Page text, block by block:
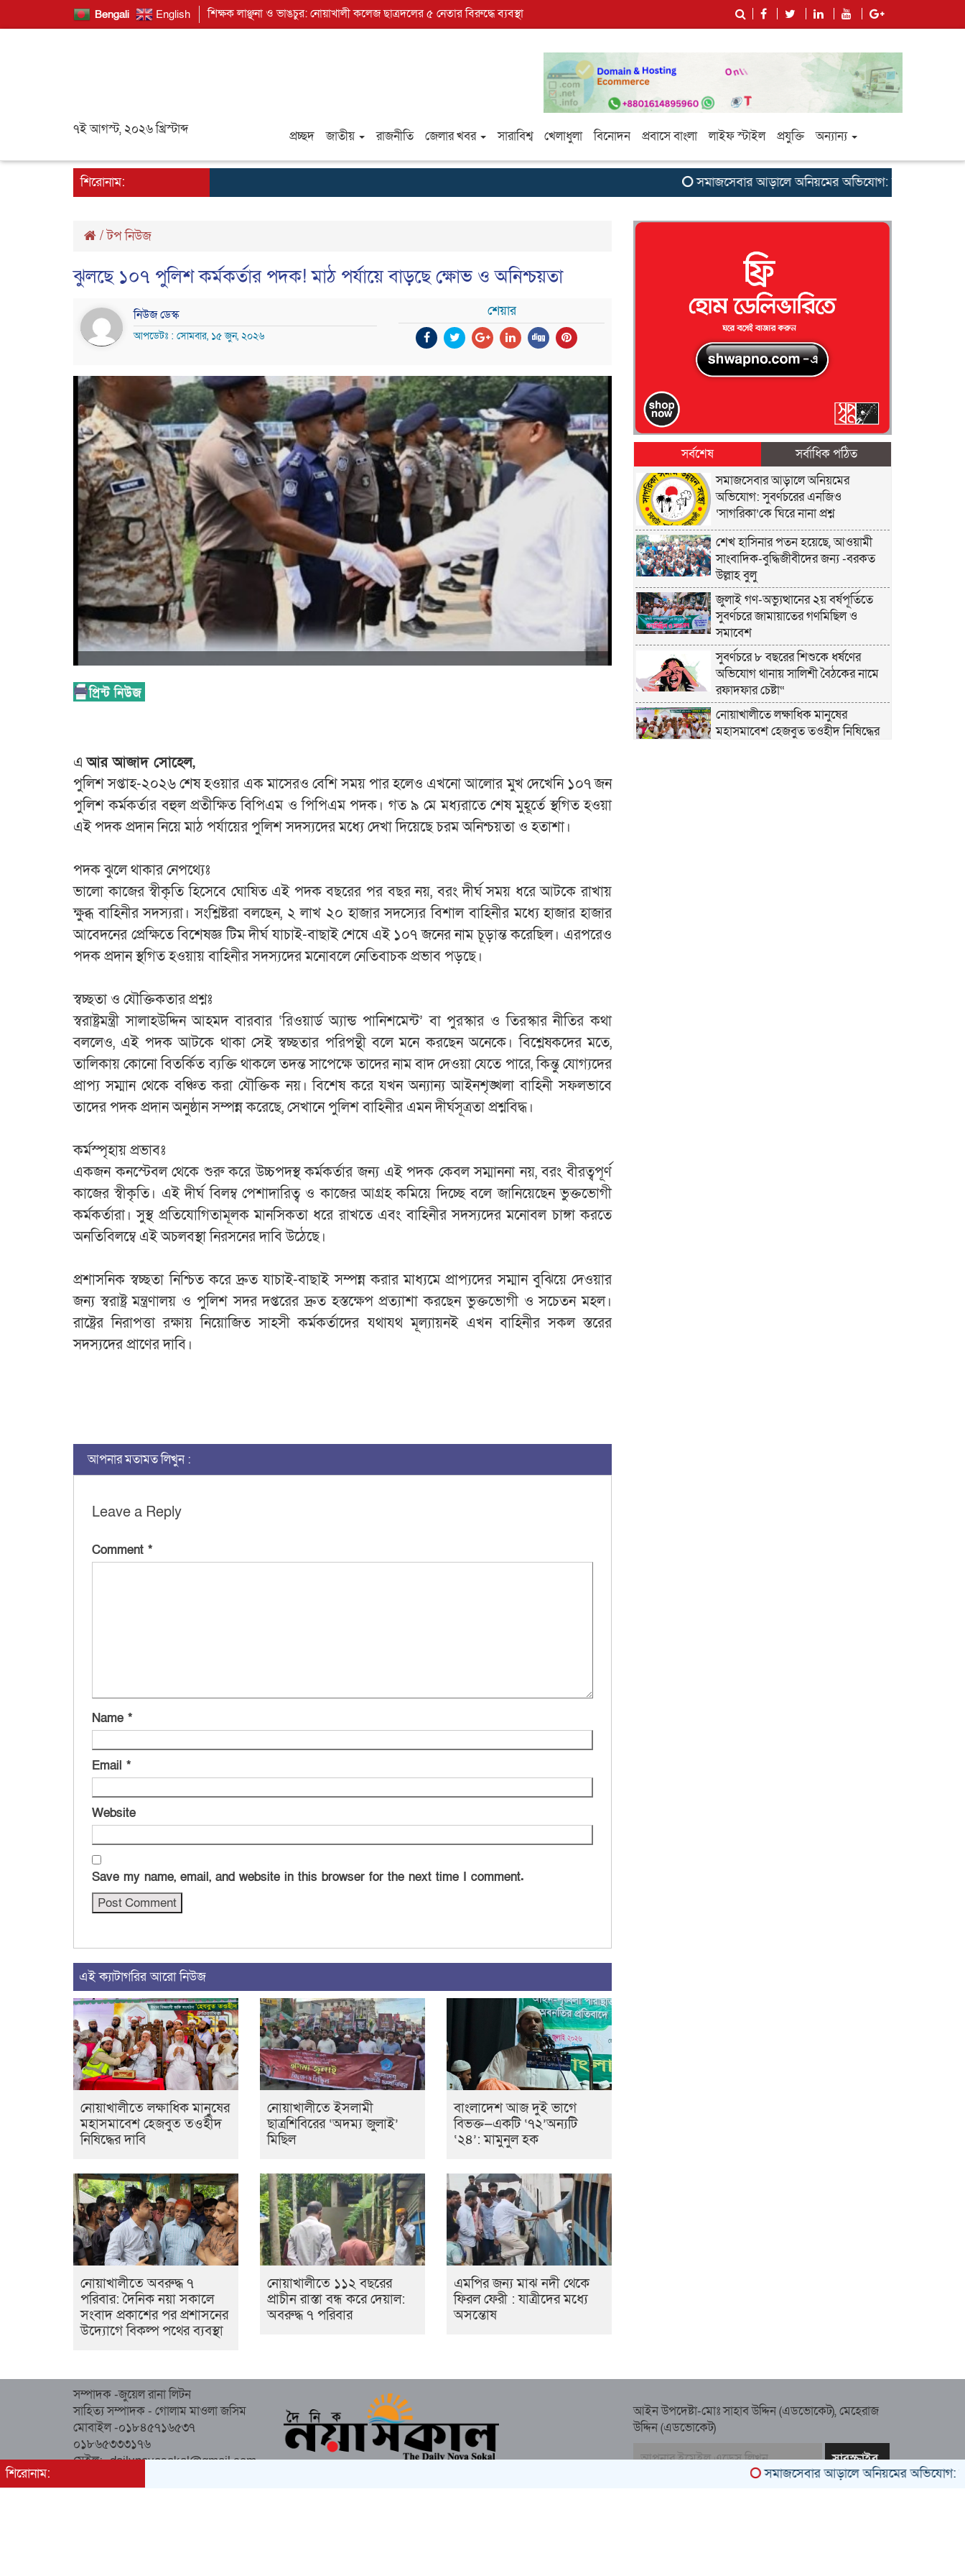
Bengali English শিক্ষক লাঞ্ছনা ও ভাঙচুর: নোয়াখালী কলেজ ছাত্রদলের ৫ নেতার বিরুদ্ধে ব্যবস্থা
৭ই আগস্ট, ২০২৬ খ্রিস্টাব্দ প্রচ্ছদ জাতীয় রাজনীতি জেলার খবর সারাবিশ্ব খেলাধুলা বিনোদন প্রবাসে বাংলা লাইফ স্টাইল প্রযুক্তি অন্যান্য
শিরোনাম: সমাজসেবার আড়ালে অনিয়মের অভিযোগ: সুবর্ণচরের এনজিও
/টপ নিউজ
ঝুলছে ১০৭ পুলিশ কর্মকর্তার পদক! মাঠ পর্যায়ে বাড়ছে ক্ষোভ ও অনিশ্চয়তা
নিউজ ডেস্ক
আপডেটঃ : সোমবার, ১৫ জুন, ২০২৬
শেয়ার
‎​এআর আজাদ সোহেল,
‎​পুলিশ সপ্তাহ-২০২৬ শেষ হওয়ার এক মাসেরও বেশি সময় পার হলেও এখনো আলোর মুখ দেখেনি ১০৭ জন
পুলিশ কর্মকর্তার বহুল প্রতীক্ষিত বিপিএম ও পিপিএম পদক। গত ৯ মে মধ্যরাতে শেষ মুহূর্তে স্থগিত হওয়া
এই পদক প্রদান নিয়ে মাঠ পর্যায়ের পুলিশ সদস্যদের মধ্যে দেখা দিয়েছে চরম অনিশ্চয়তা ও হতাশা।
‎​পদক ঝুলে থাকার নেপথ্যেঃ
‎ভালো কাজের স্বীকৃতি হিসেবে ঘোষিত এই পদক বছরের পর বছর নয়, বরং দীর্ঘ সময় ধরে আটকে রাখায়
ক্ষুব্ধ বাহিনীর সদস্যরা। সংশ্লিষ্টরা বলছেন, ২ লাখ ২০ হাজার সদস্যের বিশাল বাহিনীর মধ্যে হাজার হাজার
আবেদনের প্রেক্ষিতে বিশেষজ্ঞ টিম দীর্ঘ যাচাই-বাছাই শেষে এই ১০৭ জনের নাম চূড়ান্ত করেছিল। এরপরেও
পদক প্রদান স্থগিত হওয়ায় বাহিনীর সদস্যদের মনোবলে নেতিবাচক প্রভাব পড়ছে।
‎​স্বচ্ছতা ও যৌক্তিকতার প্রশ্নঃ
‎স্বরাষ্ট্রমন্ত্রী সালাহউদ্দিন আহমদ বারবার ‘রিওয়ার্ড অ্যান্ড পানিশমেন্ট’ বা পুরস্কার ও তিরস্কার নীতির কথা
বললেও, এই পদক আটকে থাকা সেই স্বচ্ছতার পরিপন্থী বলে মনে করছেন অনেকে। বিশ্লেষকদের মতে,
তালিকায় কোনো বিতর্কিত ব্যক্তি থাকলে তদন্ত সাপেক্ষে তাদের নাম বাদ দেওয়া যেতে পারে, কিন্তু যোগ্যদের
প্রাপ্য সম্মান থেকে বঞ্চিত করা যৌক্তিক নয়। বিশেষ করে যখন অন্যান্য আইনশৃঙ্খলা বাহিনী সফলভাবে
তাদের পদক প্রদান অনুষ্ঠান সম্পন্ন করেছে, সেখানে পুলিশ বাহিনীর এমন দীর্ঘসূত্রতা প্রশ্নবিদ্ধ।
‎​কর্মস্পৃহায় প্রভাবঃ
‎একজন কনস্টেবল থেকে শুরু করে উচ্চপদস্থ কর্মকর্তার জন্য এই পদক কেবল সম্মাননা নয়, বরং বীরত্বপূর্ণ
কাজের স্বীকৃতি। এই দীর্ঘ বিলম্ব পেশাদারিত্ব ও কাজের আগ্রহ কমিয়ে দিচ্ছে বলে জানিয়েছেন ভুক্তভোগী
কর্মকর্তারা। সুস্থ প্রতিযোগিতামূলক মানসিকতা ধরে রাখতে এবং বাহিনীর সদস্যদের মনোবল চাঙ্গা করতে
অনতিবিলম্বে এই অচলবস্থা নিরসনের দাবি উঠেছে।
‎প্রশাসনিক স্বচ্ছতা নিশ্চিত করে দ্রুত যাচাই-বাছাই সম্পন্ন করার মাধ্যমে প্রাপ্যদের সম্মান বুঝিয়ে দেওয়ার
জন্য স্বরাষ্ট্র মন্ত্রণালয় ও পুলিশ সদর দপ্তরের দ্রুত হস্তক্ষেপ প্রত্যাশা করছেন ভুক্তভোগী ও সচেতন মহল।
রাষ্ট্রের নিরাপত্তা রক্ষায় নিয়োজিত সাহসী কর্মকর্তাদের যথাযথ মূল্যায়নই এখন বাহিনীর সকল স্তরের
সদস্যদের প্রাণের দাবি।
আপনার মতামত লিখুন :
Leave a Reply
Comment *
Name *
Email *
Website
Save my name, email, and website in this browser for the next time I comment.
এই ক্যাটাগরির আরো নিউজ
নোয়াখালীতে লক্ষাধিক মানুষের
মহাসমাবেশ হেজবুত তওহীদ
নিষিদ্ধের দাবি
নোয়াখালীতে ইসলামী
ছাত্রশিবিরের ‘অদম্য জুলাই’
মিছিল
বাংলাদেশ আজ দুই ভাগে
বিভক্ত—একটি ‘৭২’অন্যটি
‘২৪’: মামুনুল হক
নোয়াখালীতে অবরুদ্ধ ৭
পরিবার: দৈনিক নয়া সকালে
সংবাদ প্রকাশের পর প্রশাসনের
উদ্যোগে বিকল্প পথের ব্যবস্থা
নোয়াখালীতে ১১২ বছরের
প্রাচীন রাস্তা বন্ধ করে দেয়াল:
অবরুদ্ধ ৭ পরিবার
এমপির জন্য মাঝ নদী থেকে
ফিরল ফেরী : যাত্রীদের মধ্যে
অসন্তোষ
সর্বশেষ
সর্বাধিক পঠিত
সমাজসেবার আড়ালে অনিয়মের
অভিযোগ: সুবর্ণচরের এনজিও
‘সাগরিকা’কে ঘিরে নানা প্রশ্ন
শেখ হাসিনার পতন হয়েছে, আওয়ামী
সাংবাদিক-বুদ্ধিজীবীদের জন্য -বরকত
উল্লাহ বুলু
জুলাই গণ-অভ্যুত্থানের ২য় বর্ষপূর্তিতে
সুবর্ণচরে জামায়াতের গণমিছিল ও
সমাবেশ
সুবর্ণচরে ৮ বছরের শিশুকে ধর্ষণের
অভিযোগ থানায় সালিশী বৈঠকের নামে
রফাদফার চেষ্টা“
নোয়াখালীতে লক্ষাধিক মানুষের
মহাসমাবেশ হেজবুত তওহীদ নিষিদ্ধের
সম্পাদক -জুয়েল রানা লিটন
সাহিত্য সম্পাদক - গোলাম মাওলা জসিম
মোবাইল -০১৮৪৫৭১৬৫৩৭
০১৮৬৫৩৩৩১৭৬
মেইল:- dailynayasakal@gmail.com
আইন উপদেষ্টা-মোঃ সাহাব উদ্দিন (এডভোকেট), মেহেরাজ
উদ্দিন (এডভোকেট)
শিরোনাম: সমাজসেবার আড়ালে অনিয়মের অভিযোগ: